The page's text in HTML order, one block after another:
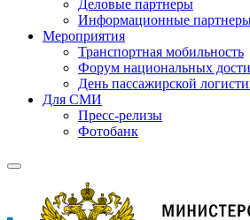
Деловые партнеры
Информационные
Мероприятия
Транспортная мобильность
Форум национальных
День пассажирской
Для СМИ
Пресс-релизы
Фотобанк